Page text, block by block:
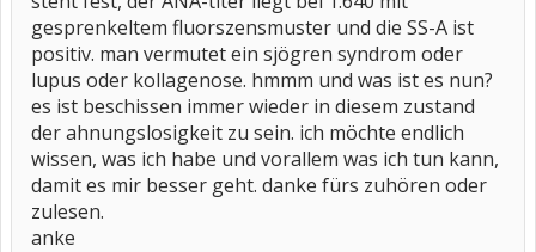
gesprenkeltem fluorszensmuster und die SS-A ist
positiv. man vermutet ein sjögren syndrom oder
lupus oder kollagenose. hmmm und was ist es nun?
es ist beschissen immer wieder in diesem zustand
der ahnungslosigkeit zu sein. ich möchte endlich
wissen, was ich habe und vorallem was ich tun kann,
damit es mir besser geht. danke fürs zuhören oder
zulesen.
anke